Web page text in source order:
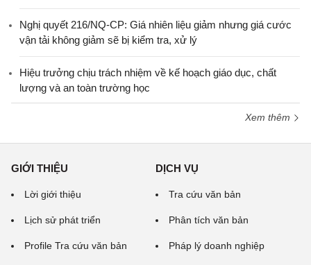
Nghị quyết 216/NQ-CP: Giá nhiên liệu giảm nhưng giá cước
vận tải không giảm sẽ bị kiểm tra, xử lý
Hiệu trưởng chịu trách nhiệm về kế hoạch giáo dục, chất
lượng và an toàn trường học
Xem thêm
GIỚI THIỆU
Lời giới thiệu
Lịch sử phát triển
Profile Tra cứu văn bản
DỊCH VỤ
Tra cứu văn bản
Phân tích văn bản
Pháp lý doanh nghiệp